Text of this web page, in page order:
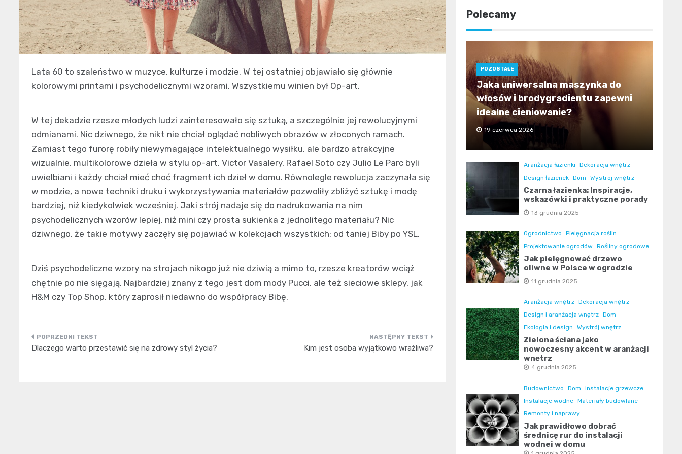
Lata 60 to szaleństwo w muzyce, kulturze i modzie. W tej ostatniej objawiało się głównie
kolorowymi printami i psychodelicznymi wzorami. Wszystkiemu winien był Op-art.
W tej dekadzie rzesze młodych ludzi zainteresowało się sztuką, a szczególnie jej rewolucyjnymi
odmianami. Nic dziwnego, że nikt nie chciał oglądać nobliwych obrazów w złoconych ramach.
Zamiast tego furorę robiły niewymagające intelektualnego wysiłku, ale bardzo atrakcyjne
wizualnie, multikolorowe dzieła w stylu op-art. Victor Vasalery, Rafael Soto czy Julio Le Parc byli
uwielbiani i każdy chciał mieć choć fragment ich dzieł w domu. Równolegle rewolucja zaczynała się
w modzie, a nowe techniki druku i wykorzystywania materiałów pozwoliły zbliżyć sztukę i modę
bardziej, niż kiedykolwiek wcześniej. Jaki strój nadaje się do nadrukowania na nim
psychodelicznych wzorów lepiej, niż mini czy prosta sukienka z jednolitego materiału? Nic
dziwnego, że takie motywy zaczęły się pojawiać w kolekcjach wszystkich: od taniej Biby po YSL.
Dziś psychodeliczne wzory na strojach nikogo już nie dziwią a mimo to, rzesze kreatorów wciąż
chętnie po nie sięgają. Najbardziej znany z tego jest dom mody Pucci, ale też sieciowe sklepy, jak
H&M czy Top Shop, który zaprosił niedawno do współpracy Bibę.
Nawigacja
Dlaczego warto przestawić się na zdrowy styl życia? Kim jest osoba wyjątkowo wrażliwa?
Polecamy
POZOSTAŁE
Jaka uniwersalna maszynka do
włosów i brodygradientu zapewni
idealne cieniowanie?
19 czerwca 2026
Aranżacja łazienki
Dekoracja wnętrz
Design łazienek Dom Wystrój wnętrz
Czarna łazienka: Inspiracje,
wskazówki i praktyczne porady
13 grudnia 2025
Ogrodnictwo
Pielęgnacja roślin
Projektowanie ogrodów
Rośliny ogrodowe
Jak pielęgnować drzewo
oliwne w Polsce w ogrodzie
11 grudnia 2025
Aranżacja wnętrz Dekoracja wnętrz
Design i aranżacja wnętrz Dom
Ekologia i design
Wystrój wnętrz
Zielona ściana jako
nowoczesny akcent w aranżacji
wnętrz
4 grudnia 2025
Budownictwo Dom
Instalacje grzewcze
Instalacje wodne Materiały budowlane
Remonty i naprawy
Jak prawidłowo dobrać
średnicę rur do instalacji
wodnej w domu